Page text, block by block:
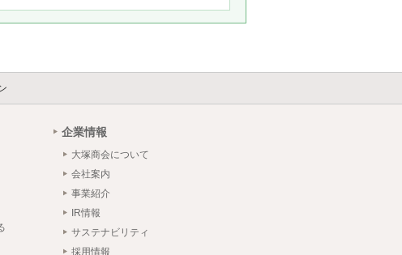
企業情報
大塚商会について
会社案内
事業紹介
IR情報
サステナビリティ
採用情報